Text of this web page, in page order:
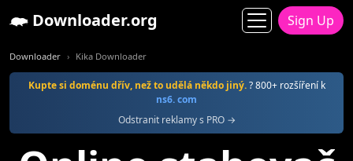
Downloader.org Sign Up
Downloader Kika Downloader
Kupte si doménu dřív, než to udělá někdo jiný.? 800+ rozšíření k
ns6. com
Odstranit reklamy s PRO →